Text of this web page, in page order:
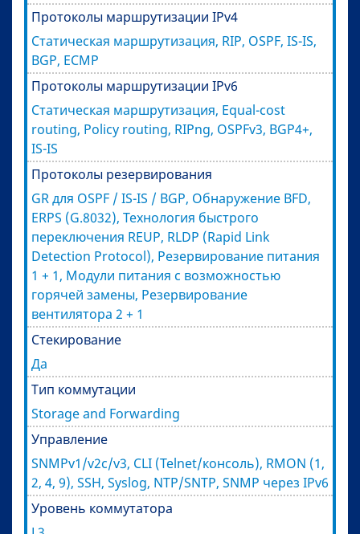
Протоколы маршрутизации IPv4
Статическая маршрутизация, RIP, OSPF, IS-IS,
BGP, ECMP
Протоколы маршрутизации IPv6
Статическая маршрутизация, Equal-cost
routing, Policy routing, RIPng, OSPFv3, BGP4+,
IS-IS
Протоколы резервирования
GR для OSPF / IS-IS / BGP, Обнаружение BFD,
ERPS (G.8032), Технология быстрого
переключения REUP, RLDP (Rapid Link
Detection Protocol), Резервирование питания
1 + 1, Модули питания с возможностью
горячей замены, Резервирование
вентилятора 2 + 1
Стекирование
Да
Тип коммутации
Storage and Forwarding
Управление
SNMPv1/v2c/v3, CLI (Telnet/консоль), RMON (1,
2, 4, 9), SSH, Syslog, NTP/SNTP, SNMP через IPv6
Уровень коммутатора